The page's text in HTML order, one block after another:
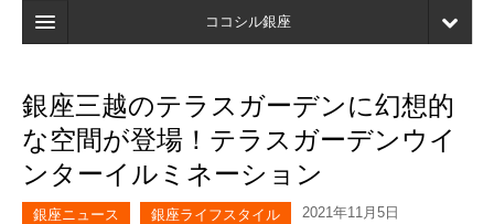
ココシル銀座
検索
店舗・施設最新情報
口コミ
銀座三越のテラスガーデンに幻想的
な空間が登場！テラスガーデンウイ
ンターイルミネーション
銀座ニュース 銀座ライフスタイル 2021年11月5日